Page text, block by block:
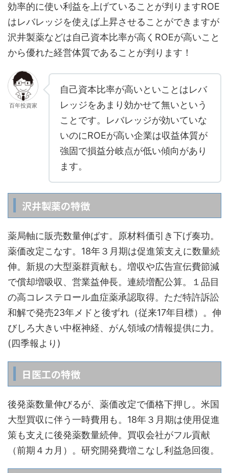
効率的に使い利益を上げていることが判りますROE
はレバレッジを使えば上昇させることができますが
沢井製薬などは自己資本比率が高くROEが高いこと
から優れた経営体質であることが判ります！
百年投資家
自己資本比率が高いといことはレバ
レッジをあまり効かせて無いという
ことです。レバレッジが効いていな
いのにROEが高い企業は収益体質が
強固で損益分岐点が低い傾向があり
ます。
沢井製薬の特徴
薬局軸に販売数量伸ばす。原材料価引き下げ奏功。
薬価改定こなす。18年３月期は促進策支えに数量続
伸。新規の大型薬群貢献も。増収や広告宣伝費節減
で償却増吸収、営業益伸長。連続増配公算。１品目
の高コレステロール血症薬承認取得。ただ特許訴訟
和解で発売23年メドと後ずれ（従来17年目標）。伸
びしろ大きい中枢神経、がん領域の情報提供に力。
(四季報より)
日医工の特徴
後発薬数量伸びるが、薬価改定で価格下押し。米国
大型買収に伴う一時費用も。18年３月期は使用促進
策も支えに後発薬数量続伸。買収会社がフル貢献
（前期４カ月）。研究開発費増こなし利益急回復。